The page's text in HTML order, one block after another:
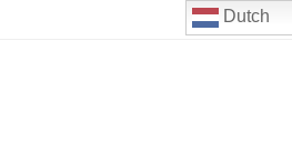
Dutch